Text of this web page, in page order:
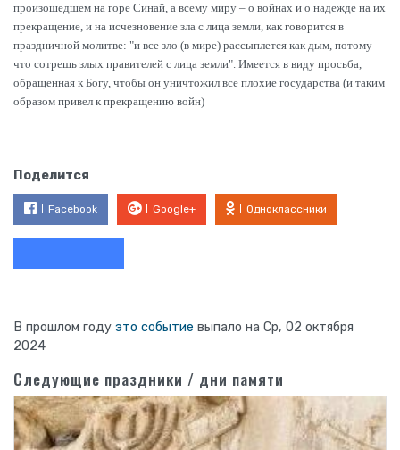
произошедшем на горе Синай, а всему миру – о войнах и о надежде на их
прекращение, и на исчезновение зла с лица земли, как говорится в
праздничной молитве: "и все зло (в мире) рассыплется как дым, потому
что сотрешь злых правителей с лица земли". Имеется в виду просьба,
обращенная к Богу, чтобы он уничтожил все плохие государства (и таким
образом привел к прекращению войн)
Поделится
Facebook Google+ Одноклассники
В прошлом году это событие выпало на Ср, 02 октября
2024
Следующие праздники / дни памяти